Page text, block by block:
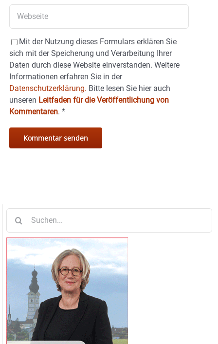
Mit der Nutzung dieses Formulars erklären Sie
sich mit der Speicherung und Verarbeitung Ihrer
Daten durch diese Website einverstanden. Weitere
Informationen erfahren Sie in der
Datenschutzerklärung. Bitte lesen Sie hier auch
unseren Leitfaden für die Veröffentlichung von
Kommentaren. *
nach: